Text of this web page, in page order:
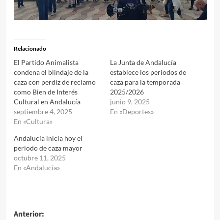
Relacionado
El Partido Animalista
condena el blindaje de la
caza con perdiz de reclamo
como Bien de Interés
Cultural en Andalucía
septiembre 4, 2025
En «Cultura»
La Junta de Andalucía
establece los periodos de
caza para la temporada
2025/2026
junio 9, 2025
En «Deportes»
Andalucía inicia hoy el
periodo de caza mayor
octubre 11, 2025
En «Andalucía»
Navegación
Anterior: